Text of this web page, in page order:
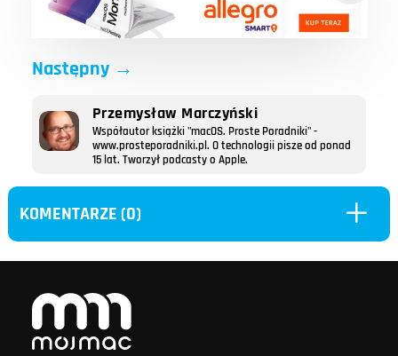
Następny→
Przemysław Marczyński
Współautor książki "macOS. Proste Poradniki" -
www.prosteporadniki.pl. O technologii pisze od ponad
15 lat. Tworzył podcasty o Apple.
KOMENTARZE (0) L